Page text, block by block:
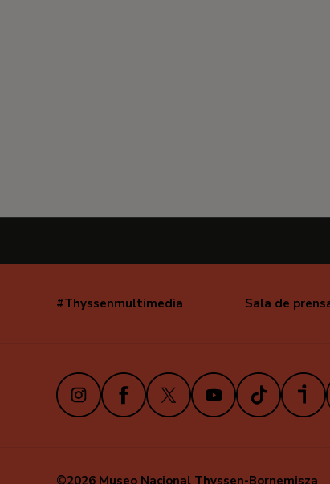
Navegación
#Thyssenmultimedia Sala de
InstagramFacebook
X YoutubeTikTokiVoox
©2026 Museo Nacional Thyssen-Bornemisza